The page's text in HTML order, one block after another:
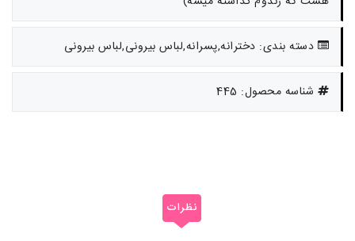
دسته بندی: دخترانه,پسرانه,لباس بیرونی,لباس بیرونی
شناسه محصول: 445
نظرات